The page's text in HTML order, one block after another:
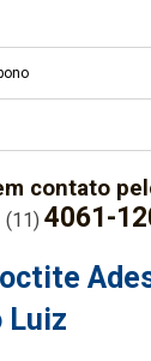
contato
(11) 4061-
Luiz